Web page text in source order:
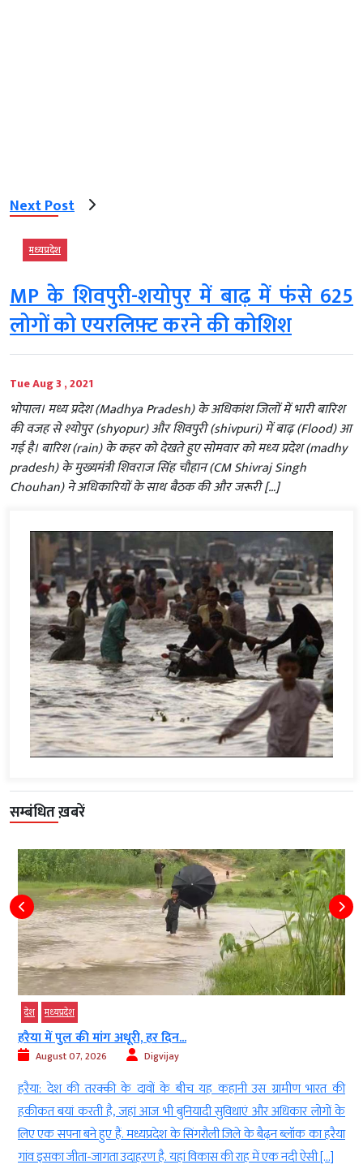
Next Post
मध्‍यप्रदेश
MP के शिवपुरी-शयोपुर में बाढ़ में फंसे 625
लोगों को एयरलिफ़्ट करने की कोशिश
Tue Aug 3 , 2021
भोपाल। मध्य प्रदेश (Madhya Pradesh) के अधिकांश जिलों में भारी बारिश
की वजह से श्योपुर (shyopur) और शिवपुरी (shivpuri) में बाढ़ (Flood) आ
गई है। बारिश (rain) के कहर को देखते हुए सोमवार को मध्‍य प्रदेश (madhy
pradesh) के मुख्यमंत्री शिवराज सिंह चौहान (CM Shivraj Singh
Chouhan) ने अधिकारियों के साथ बैठक की और जरूरी […]
सम्बंधित ख़बरें
देश मध्‍यप्रदेश
हरैया में पुल की मांग अधूरी, हर दिन...
August 07, 2026 Digvijay
हरैया: देश की तरक्की के दावों के बीच यह कहानी उस ग्रामीण भारत की
हकीकत बयां करती है, जहां आज भी बुनियादी सुविधाएं और अधिकार लोगों के
लिए एक सपना बने हुए हैं. मध्यप्रदेश के सिंगरौली जिले के बैढ़न ब्लॉक का हरैया
गांव इसका जीता-जागता उदाहरण है. यहां विकास की राह में एक नदी ऐसी […]